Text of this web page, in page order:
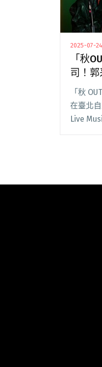
2025-07-
「秋
司！
唱登台
「秋
在臺北
Live
新陣容